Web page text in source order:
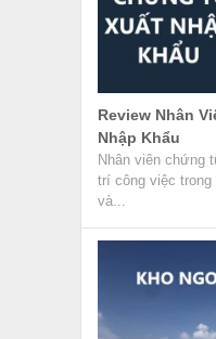
Review Nhân
Nhập Khẩu
Nhân viên chứng
trí công việc
và...